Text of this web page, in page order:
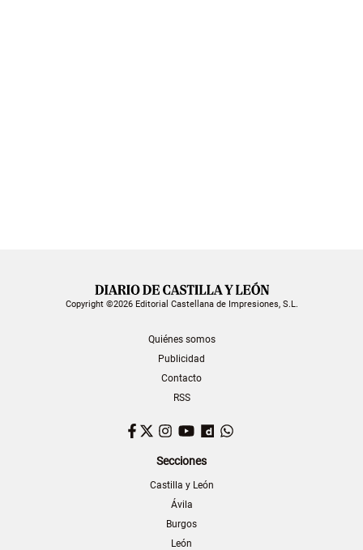
Copyright ©2026 Editorial Castellana de Impresiones, S.L.
Quiénes somos
Publicidad
Contacto
RSS
Facebook
TwitterInstagram
YouTubeDailymotion
Secciones
Castilla y León
Ávila
Burgos
León